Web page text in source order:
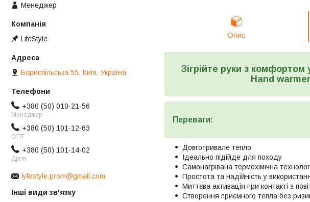
Опис
Зігрійте руки з комфортом
Hand
Переваги:
Довготривале тепло
Ідеально підійде для походу
Самонагрівана термохімічна
Простота та надійність у
Миттєва активація при контакті з
Створення приємного тепла без
Менеджер
LifeStyle
Бориспільська 55, Київ, Україна
+380 (50) 010-21-56
Менеджер
+380 (50) 101-12-63
ОПТ
+380 (50) 101-14-02
Дроп
lyfestyle.prom@gmail.com
Інші види зв'язку